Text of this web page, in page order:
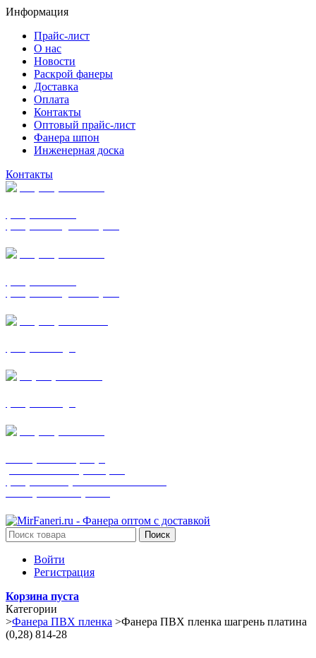
Информация
Прайс-лист
О нас
Новости
Раскрой фанеры
Доставка
Оплата
Контакты
Оптовый прайс-лист
Фанера шпон
Инженерная доска
Контакты
Поиск
Войти
Регистрация
Корзина пуста
Категории
>Фанера ПВХ пленка >Фанера ПВХ пленка шагрень платина
(0,28) 814-28